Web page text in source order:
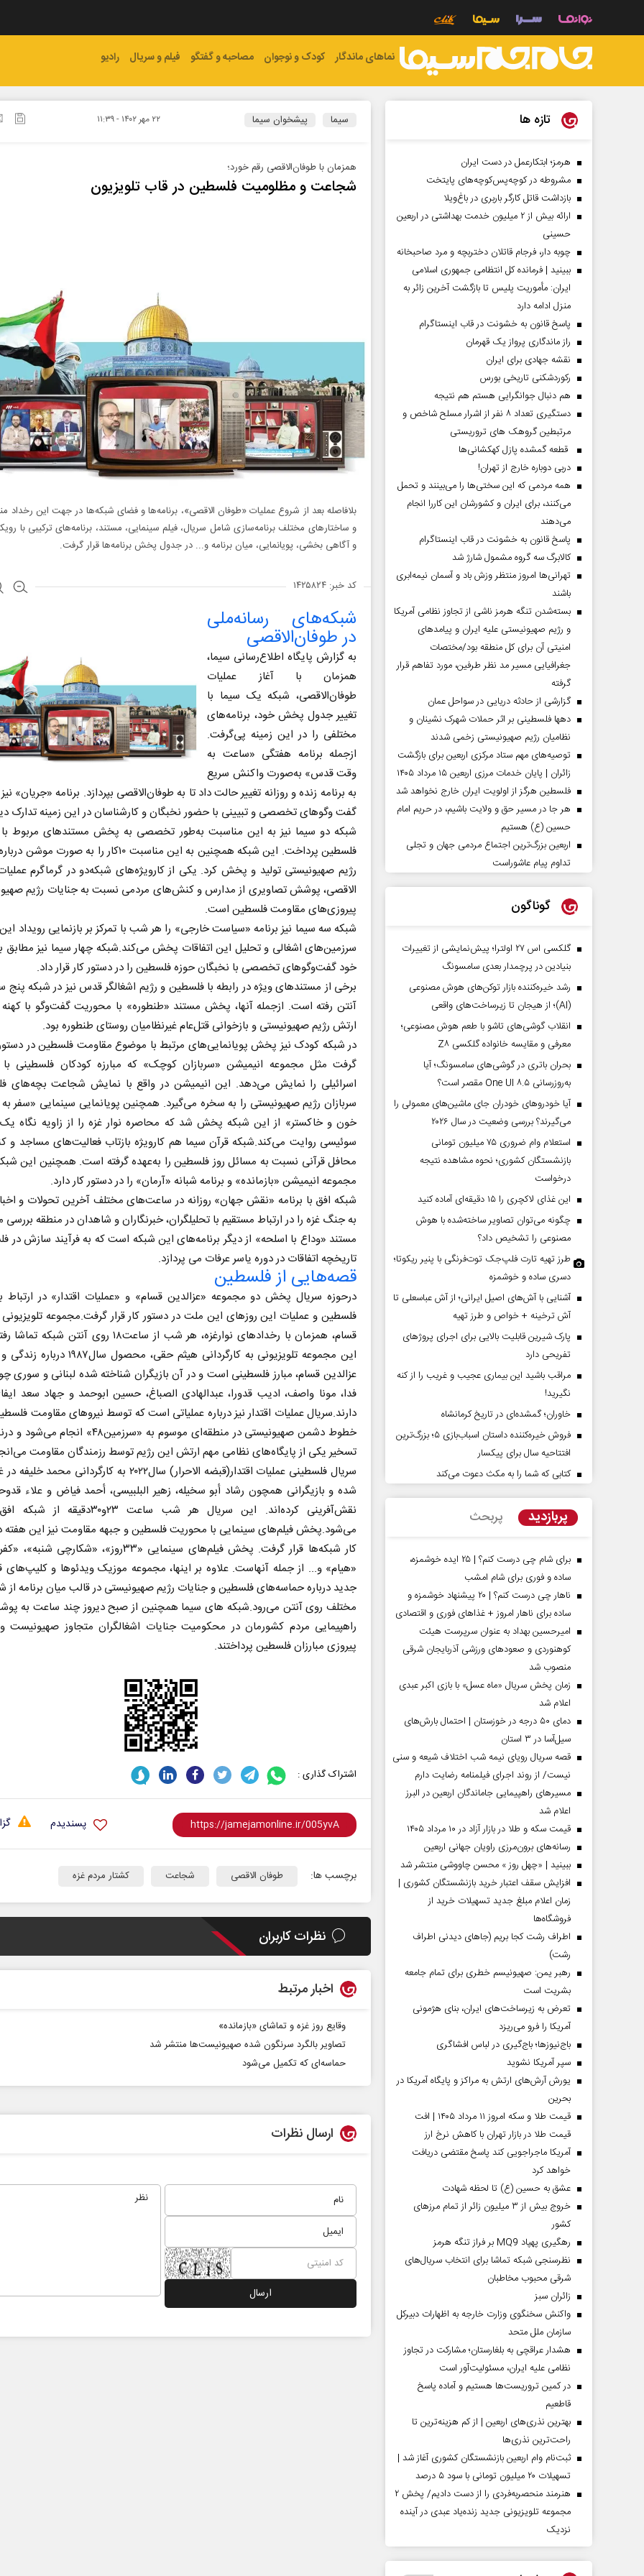
نماهای ماندگار کودک و نوجوان مصاحبه و گفتگو فیلم و سریال رادیو
سیما پیشخوان سیما ۲۲ مهر ۱۴۰۲ - ۱۱:۳۹
همزمان با طوفان‌الاقصی رقم خورد؛
شجاعت و مظلومیت فلسطین در قاب تلویزیون
بلافاصله بعد از شروع عملیات «طوفان الاقصی»، برنامه‌ها و فضای شبکه‌ها در جهت این رخداد
و ساختارهاى مختلف برنامه‌سازى شامل سریال، فیلم سینمایى، مستند، برنامه‌هاى ترکیبى با
و آگاهى بخشى، پویانمایى، میان برنامه و... در جدول پخش برنامه‌ها قرار گرفت.
کد خبر: ۱۴۲۵۸۲۴
شبکه‌های رسانه‌ملی
در طوفان‌الاقصی
به گزارش پایگاه اطلاع‌رسانی سیما،
همزمان با آغاز عملیات
طوفان‌الاقصی، شبکه یک سیما با
تغییر جدول پخش خود، برنامه‌های
مختلفی را در این زمینه پی‌گرفت.
ازجمله برنامه هفتگی «ساعت به
وقت قدس» به‌صورت واکنش سریع
به برنامه زنده و روزانه تغییر حالت داد تا به طوفان‌الاقصی بپردازد. برنامه «جریان»
گفت وگوهای تخصصی و تبیینی با حضور نخبگان و کارشناسان در این زمینه تدارک
شبکه دو سیما نیز به این مناسبت به‌طور تخصصی به پخش مستندهای مربوط
فلسطین پرداخت. این شبکه همچنین به این مناسبت ۱۰کار را به
رژیم صهیونیستی تولید و پخش کرد. یکی از کارویژه‌های شبکه‌دو در گرماگرم
الاقصی، پوشش تصاویری از مدارس و کنش‌های مردمی نسبت به جنایات رژیم
پیروزی‌های مقاومت فلسطین است.
شبکه سه سیما نیز برنامه «سیاست خارجی» را هر شب با تمرکز بر بازنمایی رویداد
سرزمین‌های اشغالی و تحلیل این اتفاقات پخش می‌کند.شبکه چهار سیما نیز مطابق
خود گفت‌وگوهای تخصصی با نخبگان حوزه فلسطین را در دستور کار قرار داد.
برخی از مستندهای ویژه در رابطه با فلسطین و رژیم اشغالگر قدس نیز در شبکه پنج
آنتن رفته‌ است. ازجمله آنها، پخش مستند «طنطوره» با محوریت گفت‌وگو با کهنه
ارتش رژیم صهیونیستی و بازخوانی قتل‌عام غیرنظامیان روستای طنطوره بود.
در شبکه کودک نیز پخش پویانمایی‌های مرتبط با موضوع مقاومت فلسطین در دستور
گرفت مثل مجموعه انیمیشن «سربازان کوچک» که مبارزه کودکان فلسطینی با
اسرائیلی را نمایش می‌دهد. این انیمیشن در واقع با نمایش شجاعت بچه‌های
سربازان رژیم صهیونیستی را به سخره می‌گیرد. همچنین پویانمایی سینمایی «سفر
خون و خاکستر» از این شبکه پخش شد که محاصره نوار غزه را از زاویه نگاه یک
سوئیسی روایت می‌کند.شبکه قرآن سیما هم کارویژه بازتاب فعالیت‌های مساجد
محافل قرآنی نسبت به مسائل روز فلسطین را به‌عهده گرفته است. همچنین این
مجموعه انیمیشن «بازمانده» و برنامه شبانه «آرمان» را در دستور کار دارد.
شبکه افق با برنامه «نقش جهان» روزانه در ساعت‌های مختلف آخرین تحولات و
به جنگ غزه را در ارتباط مستقیم با تحلیلگران، خبرنگاران و شاهدان در منطقه
مستند «وداع با اسلحه» از دیگر برنامه‌هاى این شبکه است که به فرآیند سازش در
تاریخچه اتفاقات در دوره یاسر عرفات مى پردازد.
قصه‌هایی از فلسطین
درحوزه سریال پخش دو مجموعه «عزالدین قسام» و «عملیات اقتدار» در ارتباط
فلسطین و عملیات این روزهای این ملت در دستور کار قرار گرفت.مجموعه تلویزیونی
قسام، همزمان با رخدادهای نوار‌غزه، هر شب از ساعت۱۸ روی آنتن
این مجموعه تلویزیونی به کارگردانی هیثم حقی، محصول
عزالدین قسام، مبارز فلسطینی است و در آن بازیگران شناخته شده لبنانی و سوری
فدا، مونا واصف، ادیب قدورا،‌ عبدالهادی الصباغ، حسین ابوحمد و جهاد سعد
دارند.سریال عملیات اقتدار نیز درباره عملیاتی است که توسط نیروهای مقاومت
خطوط دشمن صهیونیستی در منطقه‌ای موسوم به «سرزمین۴۸»
تسخیر یکی از پایگاه‌های نظامی مهم ارتش این رژیم توسط رزمندگان مقاومت
سریال فلسطینی عملیات اقتدار(قبضه الاحرار) سال۲۰۲۲ به کارگردانی
شده و بازیگرانی همچون رشاد أبو سخیله، زهیر البلبیسی، أحمد فیاض و علاء
نقش‌آفرینی کرده‌اند. این سریال هر شب ساعت
می‌شود.پخش فیلم‌هاى سینمایى با محوریت فلسطین و جبهه مقاومت نیز این هفته
کار شبکه‌ها قرار گرفت. پخش فیلم‌هاى سینمایى «۳۳روز»، «شکارچى
«هیام» و... از جمله آنهاست. علاوه بر اینها، مجموعه موزیک ویدئوها و
جدید درباره حماسه‌های فلسطین و جنایات رژیم صهیونیستى در قالب میان برنامه از
مختلف روی آنتن می‌رود.شبکه هاى سیما همچنین از صبح دیروز چند ساعت به
راهپیمایى مردم کشورمان در محکومیت جنایات اشغالگران متجاوز صهیونیست
پیروزی مبارزان فلسطین پرداختند.
اشتراک گذاری :
پسندیدم
برچسب ها: طوفان الاقصی شجاعت کشتار مردم غزه
نظرات کاربران
اخبار مرتبط
وقایع روز غزه و تماشای «بازمانده»
تصاویر بالگرد سرنگون شده صهیونیست‌ها منتشر شد
حماسه‌ای که تکمیل می‌شود
ارسال نظرات
تازه ها
هرمز؛ ابتکارعمل در دست ایران
مشروطه در کوچه‌پس‌کوچه‌های پایتخت
بازداشت قاتل کارگر باربری در باغ‌ویلا
ارائه بیش از ۲ میلیون خدمت بهداشتی در اربعین
حسینی
چوبه دار، فرجام قاتلان دختربچه و مرد صاحبخانه
ببینید | فرمانده کل انتظامی جمهوری اسلامی
ایران­: مأموریت پلیس تا بازگشت آخرین زائر به
منزل ادامه دارد
پاسخ قانون به خشونت در قاب اینستاگرام
راز ماندگاری پرواز یک قهرمان
نقشه جهادی برای ایران
رکوردشکنی تاریخی بورس
هم دنبال جوانگرایی هستم هم نتیجه
دستگیری تعداد ۸ نفر از اشرار مسلح شاخص و
مرتبطین گروهک های تروریستی
قطعه گمشده پازل کهکشانی‌ها
دربی دوباره خارج از تهران!
همه مردمی که این سختی‌ها را می‌بینند و تحمل
می‌کنند، برای ایران و کشورشان این کاررا انجام
می‌دهند
پاسخ قانون به خشونت در قاب اینستاگرام
کالابرگ سه گروه مشمول شارژ شد
تهرانی‌ها امروز منتظر وزش باد و آسمان نیمه‌ابری
باشند
بسته‌شدن تنگه هرمز ناشی از تجاوز نظامی آمریکا
و رژیم صهیونیستی علیه ایران و پیامد‌های
امنیتی آن برای کل منطقه بود/مختصات
جغرافیایی مسیر مد نظر طرفین، مورد تفاهم قرار
گرفته
گزارشی از حادثه دریایی در سواحل عمان
دهها فلسطینی بر اثر حملات شهرک نشینان و
نظامیان رژیم صهیونیستی زخمی شدند
توصیه‌های مهم ستاد مرکزی اربعین برای بازگشت
زائران | پایان خدمات مرزی اربعین ۱۵ مرداد ۱۴۰۵
فلسطین هرگز از اولویت ایران خارج نخواهد شد
هر جا در مسیر حق و ولایت باشیم، در حریم امام
حسین (ع) هستیم
اربعین بزرگ‌ترین اجتماع مردمی جهان و تجلی
تداوم پیام عاشوراست
گوناگون
گلکسی اس ۲۷ اولترا؛ پیش‌نمایشی از تغییرات
بنیادین در پرچمدار بعدی سامسونگ
رشد خیره‌کننده بازار توکن‌های هوش مصنوعی
(AI)؛ از هیجان تا زیرساخت‌های واقعی
انقلاب گوشی‌های تاشو‌ با طعم هوش مصنوعی؛
معرفی و مقایسه خانواده گلکسی Z۸
بحران باتری در گوشی‌های سامسونگ؛ آیا
به‌روزرسانی One UI ۸.۵ مقصر است؟
آیا خودروهای خودران جای ماشین‌های معمولی را
می‌گیرند؟ بررسی وضعیت در سال ۲۰۲۶
استعلام وام ضروری ۷۵ میلیون تومانی
بازنشستگان کشوری؛ نحوه مشاهده نتیجه
درخواست
این غذای لاکچری را ۱۵ دقیقه‌ای آماده کنید
چگونه می‌توان تصاویر ساخته‌شده با هوش
مصنوعی را تشخیص داد؟
طرز تهیه تارت فلپ‌جک توت‌فرنگی با پنیر ریکوتا؛
دسری ساده و خوشمزه
آشنایی با آش‌های اصیل ایرانی؛ از آش عباسعلی تا
آش ترخینه + خواص و طرز تهیه
پارک شیرین قابلیت‌ بالایی برای اجرای پروژهای
تفریحی دارد
مراقب باشید این بیماری عجیب و غریب را از کنه
نگیرید!
خاوران؛ گمشده‌ای در تاریخ کرمانشاه
فروش خیره‌کننده داستان اسباب‌بازی ۵؛ بزرگ‌ترین
افتتاحیه سال برای پیکسار
کتابی که شما را به مکث دعوت می‌کند
پربازدید پربحث
برای شام چی درست کنم؟ | ۲۵ ایده خوشمزه،
ساده و فوری برای شام امشب
ناهار چی درست کنم؟ | ۲۰ پیشنهاد خوشمزه و
ساده برای ناهار امروز + غذاهای فوری و اقتصادی
امیرحسین بهداد به عنوان سرپرست هیئت
کوهنوردی و صعودهای ورزشی آذربایجان شرقی
منصوب شد
زمان پخش سریال «ماه عسل» با بازی اکبر عبدی
اعلام شد
دمای ۵۰ درجه در خوزستان | احتمال بارش‌های
سیل‌آسا در ۳ استان
قصه سریال رویای نیمه شب اختلاف شیعه و سنی
نیست/ از روند اجرای فیلمنامه رضایت دارم
مسیر‌های راهپیمایی جاماندگان اربعین در البرز
اعلام شد
قیمت سکه و طلا در بازار آزاد در ۱۰ مرداد ۱۴۰۵
رسانه‌های برون‌مرزی راویان جهانی اربعین
ببینید | «چهل روز » محسن چاووشی منتشر شد
افزایش سقف اعتبار خرید بازنشستگان کشوری |
زمان اعلام مبلغ جدید تسهیلات خرید از
فروشگاه‌ها
اطراف رشت کجا بریم (جاهای دیدنی اطراف
رشت)
رهبر یمن: صهیونیسم خطری برای تمام جامعه
بشریت است
تعرض به زیرساخت‌های ایران، بنای هژمونی
آمریکا را فرو می‌ریزد
باج‌نیوزها؛ باج‌گیری در لباس افشاگری
سپر آمریکا نشوید
یورش آرش‌های ارتش به مراکز و پایگاه‌ آمریکا در
بحرین
قیمت طلا و سکه امروز ۱۱ مرداد ۱۴۰۵ | افت
قیمت طلا در بازار تهران با کاهش نرخ ارز
آمریکا ماجراجویی کند پاسخ مقتضی دریافت
خواهد کرد
عشق به حسین (ع) تا لحظه شهادت
خروج بیش از ۳ میلیون زائر از تمام مرز‌های
کشور
رهگیری پهپاد MQ9 بر فراز تنگه هرمز
نظرسنجی شبکه تماشا برای انتخاب سریال‌های
شرقی محبوب مخاطبان
‌زائران سبز
واکنش سخنگوی وزارت خارجه به اظهارات دبیرکل
سازمان ملل متحد
هشدار عراقچی به بلغارستان؛ مشارکت در تجاوز
نظامی علیه ایران، مسئولیت‌آور است
در کمین تروریست‌ها هستیم و آماده پاسخ
قاطعیم
بهترین نذری‌های اربعین | از کم هزینه‌ترین تا
راحت‌ترین نذری‌ها
ثبت‌نام وام اربعین بازنشستگان کشوری آغاز شد |
تسهیلات ۲۰ میلیون تومانی با سود ۵ درصد
هنرمند منحصر‌به‌فردی را از دست دادیم/ پخش ۲
مجموعه تلویزیونی جدید زنده‌یاد عبدی در آینده
نزدیک
پشت‌پرده تهدیدات کوتاه‏‌مدت و
ادعا‌های خلاف واقع آمریکا
- تحلیلگر مسائل سیاسی
اربعین نماد مقاومت در برابر
رحمت‌الله نوروزی - عضو کمیسیون اجتماعی
از باتلاق انرژی تا بن‌بست ترامپ
رضا سپهوند - سخنگوی کمیسیون انرژی مجلس
صفحات نخست روزنامه ها‌ی‌سه‌شنبه ۶ مردادماه
صفحات نخست روزنامه ها‌ی یکشنبه ۴ مردادماه
صفحات نخست روزنامه ها‌ی شنبه ۳ مردادماه